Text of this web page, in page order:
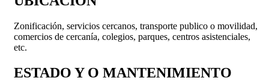
Zonificación, servicios cercanos, transporte publico o movilidad,
comercios de cercanía, colegios, parques, centros asistenciales,
etc.
ESTADO Y O MANTENIMIENTO